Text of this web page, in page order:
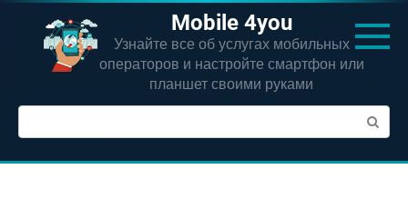
Перейти
контенту
Mobile 4you
Узнайте все об услугах мобильных
операторов и настройте смартфон или
планшет своими руками
Поиск: